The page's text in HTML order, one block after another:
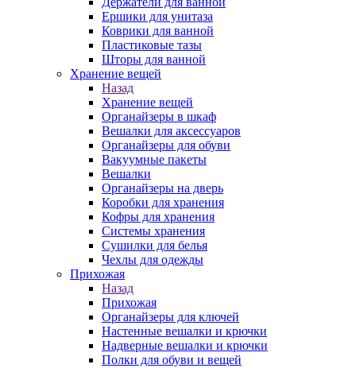
Ершики для унитаза
Коврики для ванной
Пластиковые тазы
Шторы для ванной
Хранение вещей
Назад
Хранение вещей
Органайзеры в шкаф
Вешалки для аксессуаров
Органайзеры для обуви
Вакуумные пакеты
Вешалки
Органайзеры на дверь
Коробки для хранения
Кофры для хранения
Системы хранения
Сушилки для белья
Чехлы для одежды
Прихожая
Назад
Прихожая
Органайзеры для ключей
Настенные вешалки и крючки
Надверные вешалки и крючки
Полки для обуви и вещей